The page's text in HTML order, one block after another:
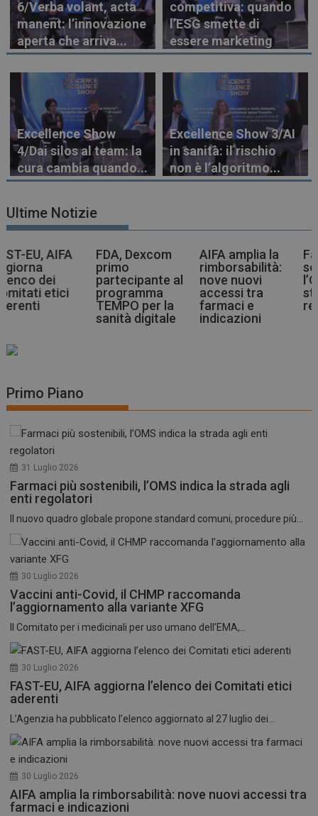
6/Verba volant, acta
manent: l’innovazione
aperta che arriva...
competitiva: quando
l’ESG smette di
essere marketing
Excellence Show
4/Dai silos al team: la
cura cambia quando...
Excellence Show 3/AI
in sanità: il rischio
non è l’algoritmo...
Ultime Notizie
FDA, Dexcom
primo
partecipante al
programma
TEMPO per la
sanità digitale
AIFA amplia la
rimborsabilità:
nove nuovi
accessi tra
farmaci e
indicazioni
Farmaci più
sostenibili,
l’OMS indica la
strada agli enti
regolatori
Primo Piano
31 Luglio 2026
Farmaci più sostenibili, l’OMS indica la strada agli
enti regolatori
Il nuovo quadro globale propone standard comuni, procedure più...
30 Luglio 2026
Vaccini anti-Covid, il CHMP raccomanda
l’aggiornamento alla variante XFG
Il Comitato per i medicinali per uso umano dell’EMA,...
30 Luglio 2026
FAST-EU, AIFA aggiorna l’elenco dei Comitati etici
aderenti
L’Agenzia ha pubblicato l’elenco aggiornato al 27 luglio dei...
30 Luglio 2026
AIFA amplia la rimborsabilità: nove nuovi accessi tra
farmaci e indicazioni